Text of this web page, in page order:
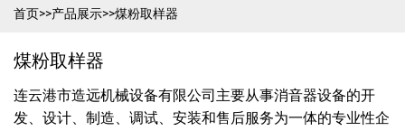
首页>>产品展示>>煤粉取样器
煤粉取样器
连云港市造远机械设备有限公司主要从事消音器设备的开
发、设计、制造、调试、安装和售后服务为一体的专业性企